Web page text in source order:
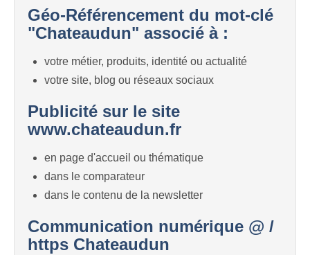
Géo-Référencement du mot-clé
"Chateaudun" associé à :
votre métier, produits, identité ou actualité
votre site, blog ou réseaux sociaux
Publicité sur le site
www.chateaudun.fr
en page d'accueil ou thématique
dans le comparateur
dans le contenu de la newsletter
Communication numérique @ /
https Chateaudun